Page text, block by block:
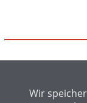
FAQ
Wir